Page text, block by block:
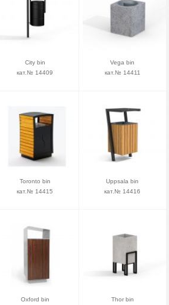
City bin
кат.№ 14409
Vega bin
кат.№ 14411
Toronto bin
кат.№ 14415
Uppsala bin
кат.№ 14416
Oxford bin
Thor bin